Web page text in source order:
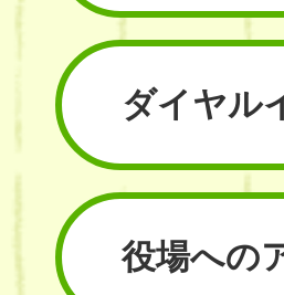
ダイヤル
役場への